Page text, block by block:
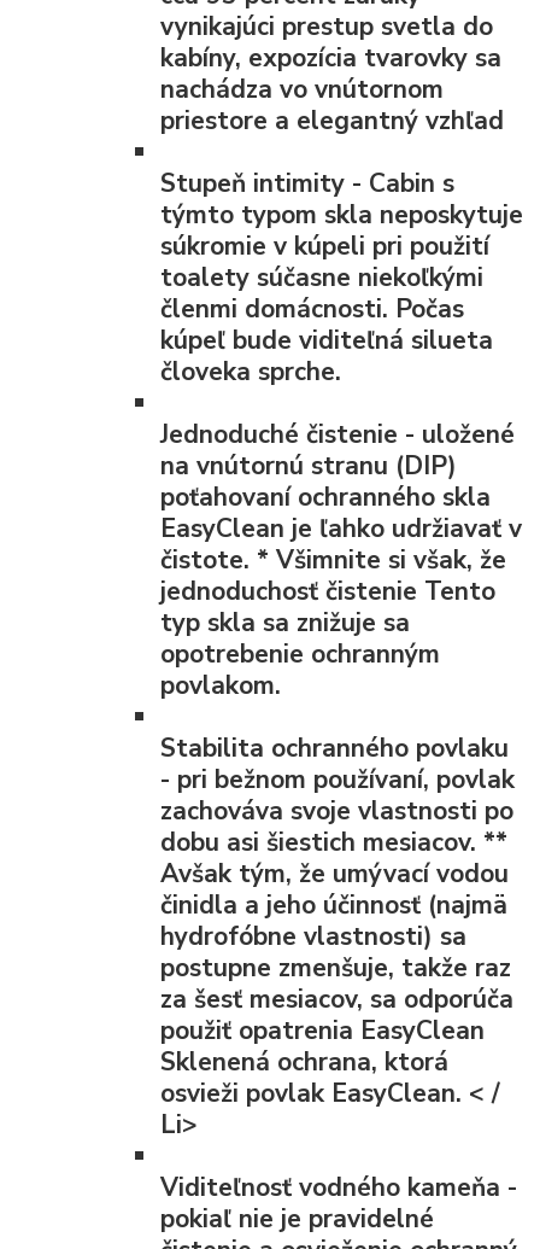
vynikajúci prestup svetla do
kabíny, expozícia tvarovky sa
nachádza vo vnútornom
priestore a elegantný vzhľad
Stupeň intimity - Cabin s
týmto typom skla neposkytuje
súkromie v kúpeli pri použití
toalety súčasne niekoľkými
členmi domácnosti. Počas
kúpeľ bude viditeľná silueta
človeka sprche.
Jednoduché čistenie - uložené
na vnútornú stranu (DIP)
poťahovaní ochranného skla
EasyClean je ľahko udržiavať v
čistote. *Všimnite si však, že
jednoduchosť čistenie Tento
typ skla sa znižuje sa
opotrebenie ochranným
povlakom.
Stabilita ochranného povlaku
- pri bežnom používaní, povlak
zachováva svoje vlastnosti po
dobu asi šiestich mesiacov. **
Avšak tým, že umývací vodou
činidla a jeho účinnosť (najmä
hydrofóbne vlastnosti) sa
postupne zmenšuje, takže raz
za šesť mesiacov, sa odporúča
použiť opatrenia EasyClean
Sklenená ochrana, ktorá
osvieži povlak EasyClean. < /
Li>
Viditeľnosť vodného kameňa -
pokiaľ nie je pravidelné